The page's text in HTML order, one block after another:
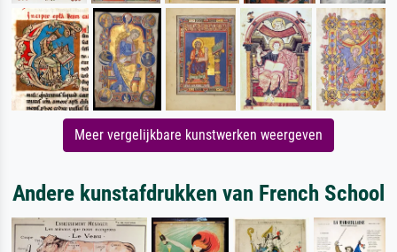
Meer vergelijkbare kunstwerken weergeven
Andere kunstafdrukken van French School